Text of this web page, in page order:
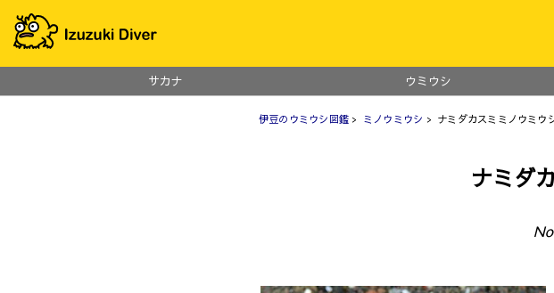
サカナ ウミウシ
伊豆のウミウシ図鑑 > ミノウミウシ > ナミダカスミミノウミウ
ナミダ